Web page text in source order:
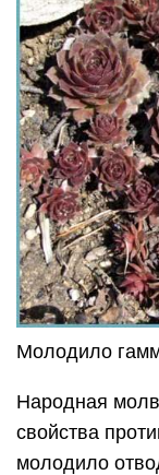
Молодило
Народная
свойства
молодило